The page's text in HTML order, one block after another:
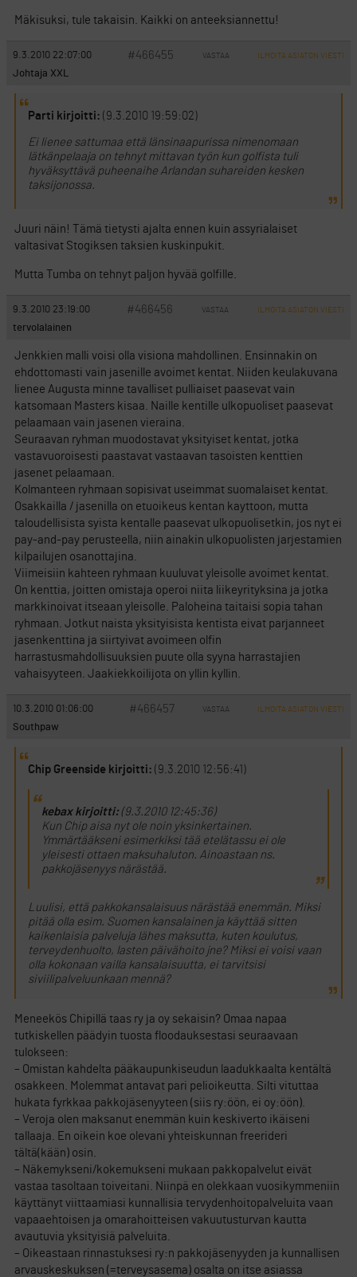
Mäkisuksi, tule takaisin. Kaikki on anteeksiannettu!
9.3.2010 22:07:00 #466455 VASTAA ILMOITA ASIATON VIESTI
Johtaja XXL
Parti kirjoitti: (9.3.2010 19:59:02)
Ei lienee sattumaa että länsinaapurissa nimenomaan
lätkänpelaaja on tehnyt mittavan työn kun golfista tuli
hyväksyttävä puheenaihe Arlandan suhareiden kesken
taksijonossa.
Juuri näin! Tämä tietysti ajalta ennen kuin assyrialaiset
valtasivat Stogiksen taksien kuskinpukit.
Mutta Tumba on tehnyt paljon hyvää golfille.
9.3.2010 23:19:00 #466456 VASTAA ILMOITA ASIATON VIESTI
tervolalainen
Jenkkien malli voisi olla visiona mahdollinen. Ensinnakin on
ehdottomasti vain jasenille avoimet kentat. Niiden keulakuvana
lienee Augusta minne tavalliset pulliaiset paasevat vain
katsomaan Masters kisaa. Naille kentille ulkopuoliset paasevat
pelaamaan vain jasenen vieraina.
Seuraavan ryhman muodostavat yksityiset kentat, jotka
vastavuoroisesti paastavat vastaavan tasoisten kenttien
jasenet pelaamaan.
Kolmanteen ryhmaan sopisivat useimmat suomalaiset kentat.
Osakkailla / jasenilla on etuoikeus kentan kayttoon, mutta
taloudellisista syista kentalle paasevat ulkopuolisetkin, jos nyt ei
pay-and-pay perusteella, niin ainakin ulkopuolisten jarjestamien
kilpailujen osanottajina.
Viimeisiin kahteen ryhmaan kuuluvat yleisolle avoimet kentat.
On kenttia, joitten omistaja operoi niita liikeyrityksina ja jotka
markkinoivat itseaan yleisolle. Paloheina taitaisi sopia tahan
ryhmaan. Jotkut naista yksityisista kentista eivat parjanneet
jasenkenttina ja siirtyivat avoimeen olfin
harrastusmahdollisuuksien puute olla syyna harrastajien
vahaisyyteen. Jaakiekkoilijota on yllin kyllin.
10.3.2010 01:06:00 #466457 VASTAA ILMOITA ASIATON VIESTI
Southpaw
Chip Greenside kirjoitti: (9.3.2010 12:56:41)
kebax kirjoitti:(9.3.2010 12:45:36)
Kun Chip aisa nyt ole noin yksinkertainen.
Ymmärtääkseni esimerkiksi tää etelätassu ei ole
yleisesti ottaen maksuhaluton. Ainoastaan ns.
pakkojäsenyys närästää.
Luulisi, että pakkokansalaisuus närästää enemmän. Miksi
pitää olla esim. Suomen kansalainen ja käyttää sitten
kaikenlaisia palveluja lähes maksutta, kuten koulutus,
terveydenhuolto, lasten päivähoito jne? Miksi ei voisi vaan
olla kokonaan vailla kansalaisuutta, ei tarvitsisi
siviilipalveluunkaan mennä?
Meneekös Chipillä taas ry ja oy sekaisin? Omaa napaa
tutkiskellen päädyin tuosta floodauksestasi seuraavaan
tulokseen:
– Omistan kahdelta pääkaupunkiseudun laadukkaalta kentältä
osakkeen. Molemmat antavat pari pelioikeutta. Silti vituttaa
hukata fyrkkaa pakkojäsenyyteen (siis ry:öön, ei oy:öön).
– Veroja olen maksanut enemmän kuin keskiverto ikäiseni
tallaaja. En oikein koe olevani yhteiskunnan freerideri
tältä(kään) osin.
– Näkemykseni/kokemukseni mukaan pakkopalvelut eivät
vastaa tasoltaan toiveitani. Niinpä en olekkaan vuosikymmeniin
käyttänyt viittaamiasi kunnallisia tervydenhoitopalveluita vaan
vapaaehtoisen ja omarahoitteisen vakuutusturvan kautta
avautuvia yksityisiä palveluita.
– Oikeastaan rinnastuksesi ry:n pakkojäsenyyden ja kunnallisen
arvauskeskuksen (=terveysasema) osalta on itse asiassa